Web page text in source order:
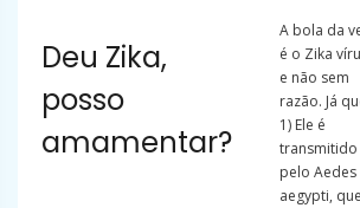
Deu Zika,
posso
amamentar?
A bola da
é o Zika
e não sem
razão. Já
1) Ele é
transmitido
pelo Aedes
aegypti,